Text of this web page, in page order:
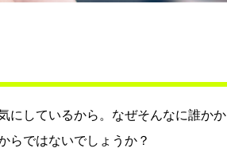
にしているから。なぜそんなに誰かか
らではないでしょうか？